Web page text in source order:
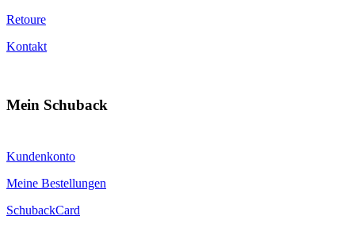
Retoure
Kontakt
Mein Schuback
Kundenkonto
Meine Bestellungen
SchubackCard